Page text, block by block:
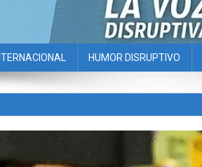
HUMOR DISRUPTIVO